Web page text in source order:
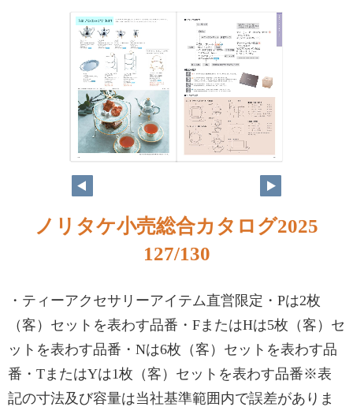
ノリタケ小売総合カタログ2025
127/130
・ティーアクセサリーアイテム直営限定・Pは2枚
（客）セットを表わす品番・FまたはHは5枚（客）セ
ットを表わす品番・Nは6枚（客）セットを表わす品
番・TまたはYは1枚（客）セットを表わす品番※表
記の寸法及び容量は当社基準範囲内で誤差がありま